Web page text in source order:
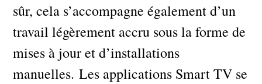
sûr, cela s’accompagne également d’un
travail légèrement accru sous la forme de
mises à jour et d’installations
manuelles. Les applications Smart TV se